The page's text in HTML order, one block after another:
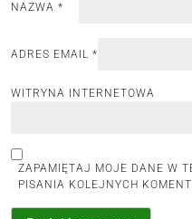
NAZWA *
ADRES EMAIL *
WITRYNA INTERNETOWA
ZAPAMIĘTAJ MOJE DANE W
PISANIA KOLEJNYCH